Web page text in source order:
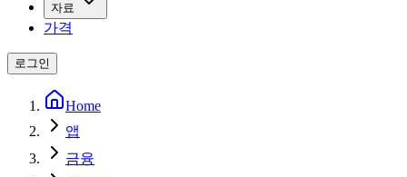
자료
가격
로그인
Home
앱
금융